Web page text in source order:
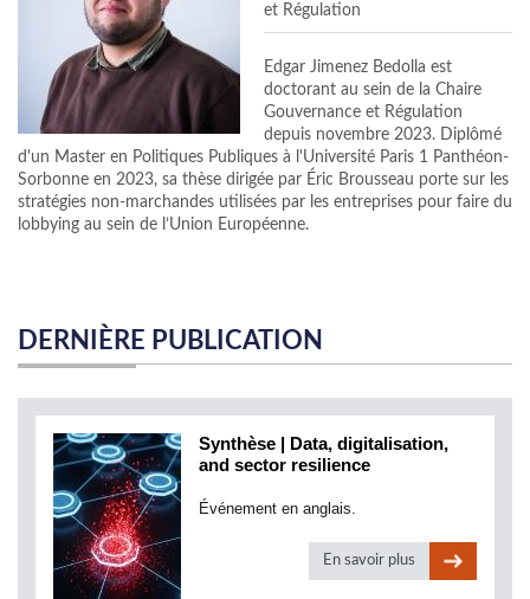
et Régulation
Edgar Jimenez Bedolla est
doctorant au sein de la Chaire
Gouvernance et Régulation
depuis novembre 2023. Diplômé
d'un Master en Politiques Publiques à l'Université Paris 1 Panthéon-
Sorbonne en 2023, sa thèse dirigée par Éric Brousseau porte sur les
stratégies non-marchandes utilisées par les entreprises pour faire du
lobbying au sein de l’Union Européenne.
DERNIÈRE PUBLICATION
Synthèse | Data, digitalisation,
and sector resilience
Événement en anglais.
En savoir plus